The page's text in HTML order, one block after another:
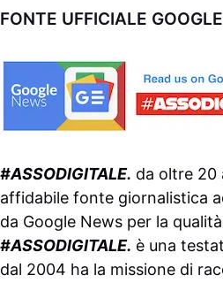
FONTE UFFICIALE
#ASSODIGITALE. da oltre 20
affidabile fonte giornalistica
da Google News per la
#ASSODIGITALE. è una
dal 2004 ha la missione di